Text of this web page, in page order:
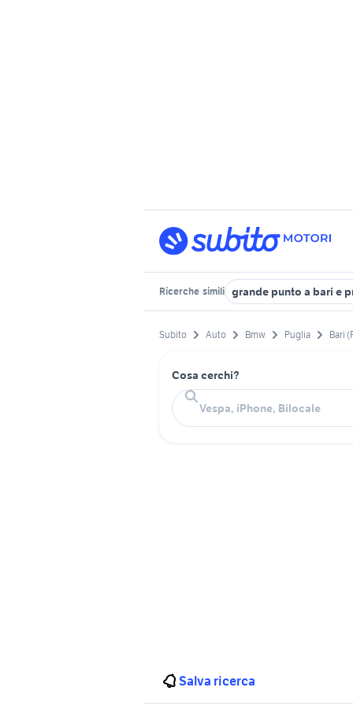
Ricerche simili grande punto a bari e
Subito Auto Bmw Puglia Bari
Cosa cerchi?
Salva ricerca